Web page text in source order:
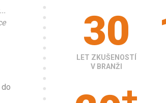
30
LET ZKUŠENOSTÍ
V BRANŽI